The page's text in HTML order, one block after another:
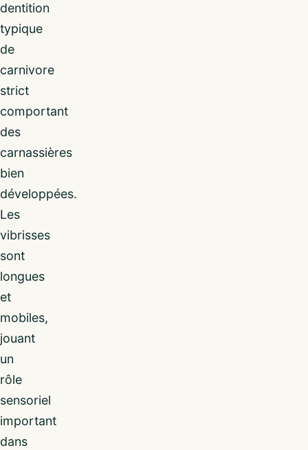
dentition
typique
de
carnivore
strict
comportant
des
carnassières
bien
développées.
Les
vibrisses
sont
longues
et
mobiles,
jouant
un
rôle
sensoriel
important
dans